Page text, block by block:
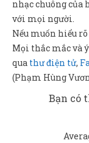
nhạc chuông của
với mọi người.
Nếu muốn hiểu
Mọi thắc mắc và
qua thư điện tử,
(Phạm Hùng
Bạn có